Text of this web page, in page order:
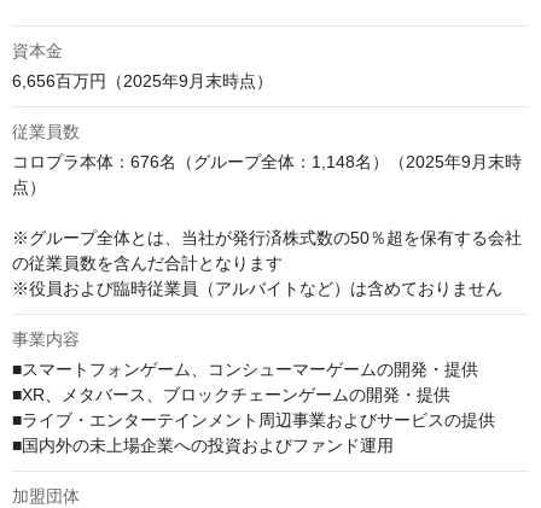
資本金
6,656百万円（2025年9月末時点）
従業員数
コロプラ本体：676名（グループ全体：1,148名）（2025年9月末時
点）
※グループ全体とは、当社が発行済株式数の50％超を保有する会社
の従業員数を含んだ合計となります
※役員および臨時従業員（アルバイトなど）は含めておりません
事業内容
■スマートフォンゲーム、コンシューマーゲームの開発・提供
■XR、メタバース、ブロックチェーンゲームの開発・提供
■ライブ・エンターテインメント周辺事業およびサービスの提供
■国内外の未上場企業への投資およびファンド運用
加盟団体